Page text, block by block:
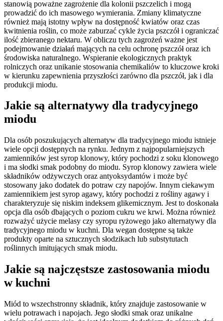
stanowią poważne zagrożenie dla kolonii pszczelich i mogą
prowadzić do ich masowego wymierania. Zmiany klimatyczne
również mają istotny wpływ na dostępność kwiatów oraz czas
kwitnienia roślin, co może zaburzać cykle życia pszczół i ograniczać
ilość zbieranego nektaru. W obliczu tych zagrożeń ważne jest
podejmowanie działań mających na celu ochronę pszczół oraz ich
środowiska naturalnego. Wspieranie ekologicznych praktyk
rolniczych oraz unikanie stosowania chemikaliów to kluczowe kroki
w kierunku zapewnienia przyszłości zarówno dla pszczół, jak i dla
produkcji miodu.
Jakie są alternatywy dla tradycyjnego
miodu
Dla osób poszukujących alternatyw dla tradycyjnego miodu istnieje
wiele opcji dostępnych na rynku. Jednym z najpopularniejszych
zamienników jest syrop klonowy, który pochodzi z soku klonowego
i ma słodki smak podobny do miodu. Syrop klonowy zawiera wiele
składników odżywczych oraz antyoksydantów i może być
stosowany jako dodatek do potraw czy napojów. Innym ciekawym
zamiennikiem jest syrop agawy, który pochodzi z rośliny agawy i
charakteryzuje się niskim indeksem glikemicznym. Jest to doskonała
opcja dla osób dbających o poziom cukru we krwi. Można również
rozważyć użycie melasy czy syropu ryżowego jako alternatywy dla
tradycyjnego miodu w kuchni. Dla wegan dostępne są także
produkty oparte na sztucznych słodzikach lub substytutach
roślinnych imitujących smak miodu.
Jakie są najczęstsze zastosowania miodu
w kuchni
Miód to wszechstronny składnik, który znajduje zastosowanie w
wielu potrawach i napojach. Jego słodki smak oraz unikalne